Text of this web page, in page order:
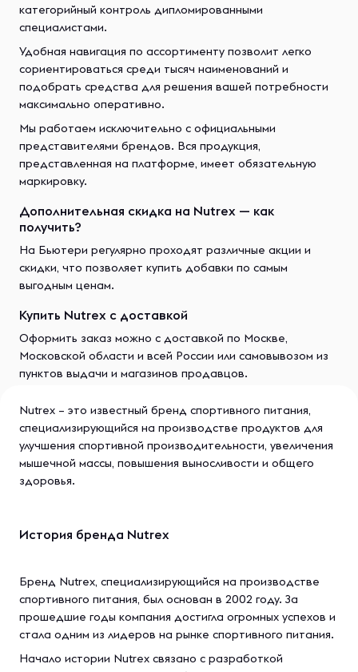
категорийный контроль дипломированными
специалистами.
Удобная навигация по ассортименту позволит легко
сориентироваться среди тысяч наименований и
подобрать средства для решения вашей потребности
максимально оперативно.
Мы работаем исключительно с официальными
представителями брендов. Вся продукция,
представленная на платформе, имеет обязательную
маркировку.
Дополнительная скидка на Nutrex — как
получить?
На Бьютери регулярно проходят различные акции и
скидки, что позволяет купить добавки по самым
выгодным ценам.
Купить Nutrex с доставкой
Оформить заказ можно с доставкой по Москве,
Московской области и всей России или самовывозом из
пунктов выдачи и магазинов продавцов.
Nutrex – это известный бренд спортивного питания,
специализирующийся на производстве продуктов для
улучшения спортивной производительности, увеличения
мышечной массы, повышения выносливости и общего
здоровья.
История бренда Nutrex
Бренд Nutrex, специализирующийся на производстве
спортивного питания, был основан в 2002 году. За
прошедшие годы компания достигла огромных успехов и
стала одним из лидеров на рынке спортивного питания.
Начало истории Nutrex связано с разработкой